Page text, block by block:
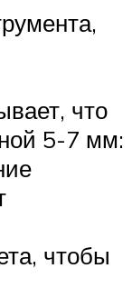
что
5-7 мм:
чтобы